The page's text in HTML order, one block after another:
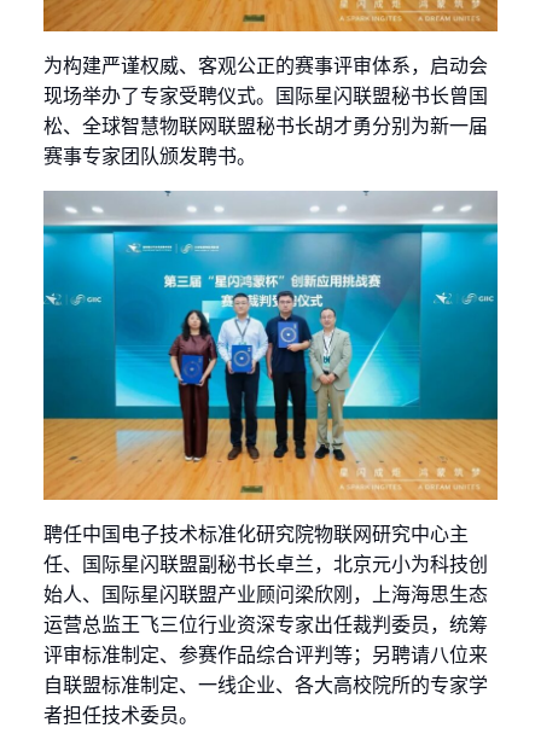
为构建严谨权威、客观公正的赛事评审体系，启动会
现场举办了专家受聘仪式。国际星闪联盟秘书长曾国
松、全球智慧物联网联盟秘书长胡才勇分别为新一届
赛事专家团队颁发聘书。
聘任中国电子技术标准化研究院物联网研究中心主
任、国际星闪联盟副秘书长卓兰，北京元小为科技创
始人、国际星闪联盟产业顾问梁欣刚，上海海思生态
运营总监王飞三位行业资深专家出任裁判委员，统筹
评审标准制定、参赛作品综合评判等；另聘请八位来
自联盟标准制定、一线企业、各大高校院所的专家学
者担任技术委员。